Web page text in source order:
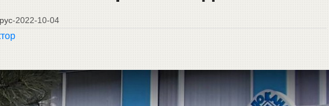
-2022-10-04